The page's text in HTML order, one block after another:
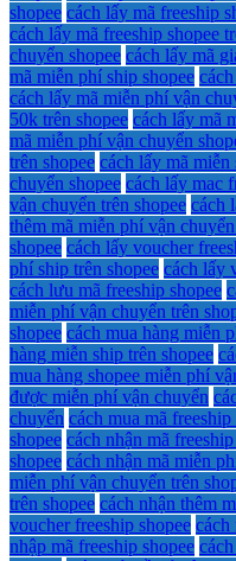
shopee cách lấy mã freeship
cách lấy mã freeship shopee
chuyển shopee cách lấy mã
mã miễn phí ship shopee
cách lấy mã miễn phí vận
50k trên shopee cách lấy mã
mã miễn phí vận chuyển
trên shopee cách lấy mã miễn
chuyển shopee cách lấy mac
vận chuyển trên shopee cách
thêm mã miễn phí vận
shopee cách lấy voucher
phí ship trên shopee cách lấy
cách lưu mã freeship shopee
miễn phí vận chuyển trên
shopee cách mua hàng miễn
hàng miễn ship trên shopee
mua hàng shopee miễn phí
được miễn phí vận chuyển
chuyển cách mua mã freeship
shopee cách nhận mã
shopee cách nhận mã miễn
miễn phí vận chuyển trên
trên shopee cách nhận thêm
voucher freeship shopee cách
nhập mã freeship shopee